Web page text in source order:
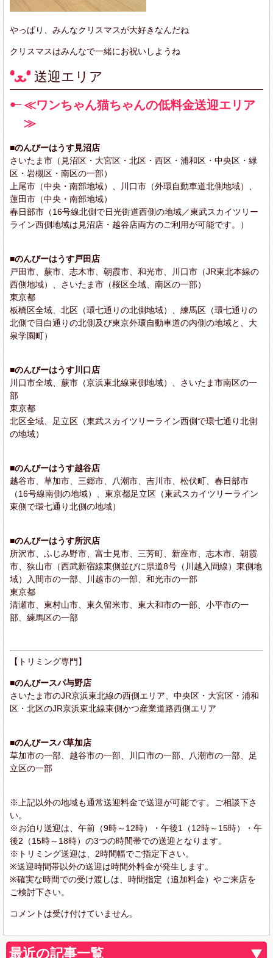
やっぱり、みんなクリスマスが大好きなんだね
クリスマスはみんなで一緒にお祝いしようね
送迎エリア
≪ワンちゃん猫ちゃんの低料金送迎エリア
≫
■のんびーはうす見沼店
さいたま市（見沼区・大宮区・北区・西区・浦和区・中央区・緑
区・岩槻区・南区の一部）
上尾市（中央・南部地域）、川口市（外環自動車道北側地域）、
蓮田市（中央・南部地域）
春日部市（16号線北側で日光街道西側の地域／東武スカイツリー
ライン西側地域は見沼店・越谷店両方のご利用が可能です。）
■のんびーはうす戸田店
戸田市、蕨市、志木市、朝霞市、和光市、川口市（JR東北本線の
西側地域）、さいたま市（桜区全域、南区の一部）
東京都
板橋区全域、北区（環七通りの北側地域）、練馬区（環七通りの
北側で目白通りの北側及び東京外環自動車道の内側の地域と、大
泉学園町）
■のんびーはうす川口店
川口市全域、蕨市（京浜東北線東側地域）、さいたま市南区の一
部
東京都
北区全域、足立区（東武スカイツリーライン西側で環七通り北側
の地域）
■のんびーはうす越谷店
越谷市、草加市、三郷市、八潮市、吉川市、松伏町、春日部市
（16号線南側の地域）、東京都足立区（東武スカイツリーライン
東側で環七通り北側の地域）
■のんびーはうす所沢店
所沢市、ふじみ野市、富士見市、三芳町、新座市、志木市、朝霞
市、狭山市（西武新宿線東側並びに県道8号（川越入間線）東側地
域）入間市の一部、川越市の一部、和光市の一部
東京都
清瀬市、東村山市、東久留米市、東大和市の一部、小平市の一
部、練馬区の一部
【トリミング専門】
■のんびースパ与野店
さいたま市のJR京浜東北線の西側エリア、中央区・大宮区・浦和
区・北区のJR京浜東北線東側かつ産業道路西側エリア
■のんびースパ草加店
草加市の一部、越谷市の一部、川口市の一部、八潮市の一部、足
立区の一部
※上記以外の地域も通常送迎料金で送迎が可能です。ご相談下さ
い。
※お泊り送迎は、午前（9時～12時）・午後1（12時～15時）・午
後2（15時～18時）の3つの時間帯での送迎となります。
※トリミング送迎は、2時間幅でご指定下さい。
※送迎時間帯以外の送迎は時間外料金が発生します。
※確実な時間での受け渡しは、時間指定（追加料金）やご来店を
ご検討下さい。
コメントは受け付けていません。
最近の記事一覧